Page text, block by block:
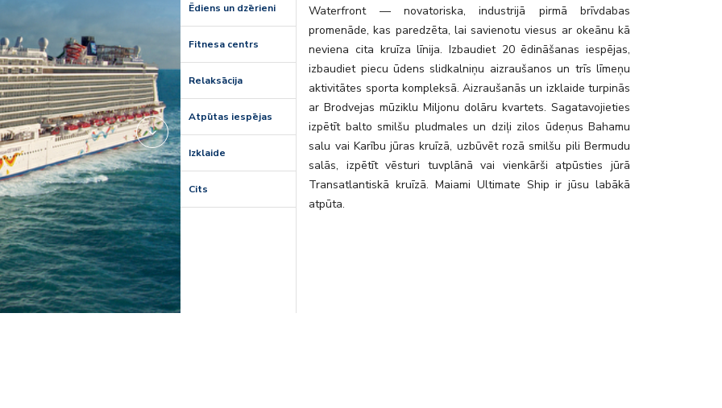
Ēdiens un dzērieni
Fitnesa centrs
Relaksācija
Atpūtas iespējas
Izklaide
Cits
Waterfront — novatoriska, industrijā pirmā brīvdabas
promenāde, kas paredzēta, lai savienotu viesus ar okeānu kā
neviena cita kruīza līnija. Izbaudiet 20 ēdināšanas iespējas,
izbaudiet piecu ūdens slidkalniņu aizraušanos un trīs līmeņu
aktivitātes sporta kompleksā. Aizraušanās un izklaide turpinās
ar Brodvejas mūziklu Miljonu dolāru kvartets. Sagatavojieties
izpētīt balto smilšu pludmales un dziļi zilos ūdeņus Bahamu
salu vai Karību jūras kruīzā, uzbūvēt rozā smilšu pili Bermudu
salās, izpētīt vēsturi tuvplānā vai vienkārši atpūsties jūrā
Transatlantiskā kruīzā. Maiami Ultimate Ship ir jūsu labākā
atpūta.